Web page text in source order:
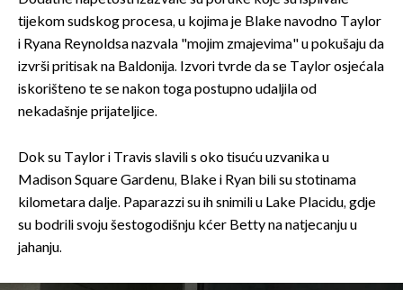
tijekom sudskog procesa, u kojima je Blake navodno Taylor
i Ryana Reynoldsa nazvala "mojim zmajevima" u pokušaju da
izvrši pritisak na Baldonija. Izvori tvrde da se Taylor osjećala
iskorišteno te se nakon toga postupno udaljila od
nekadašnje prijateljice.
Dok su Taylor i Travis slavili s oko tisuću uzvanika u
Madison Square Gardenu, Blake i Ryan bili su stotinama
kilometara dalje. Paparazzi su ih snimili u Lake Placidu, gdje
su bodrili svoju šestogodišnju kćer Betty na natjecanju u
jahanju.